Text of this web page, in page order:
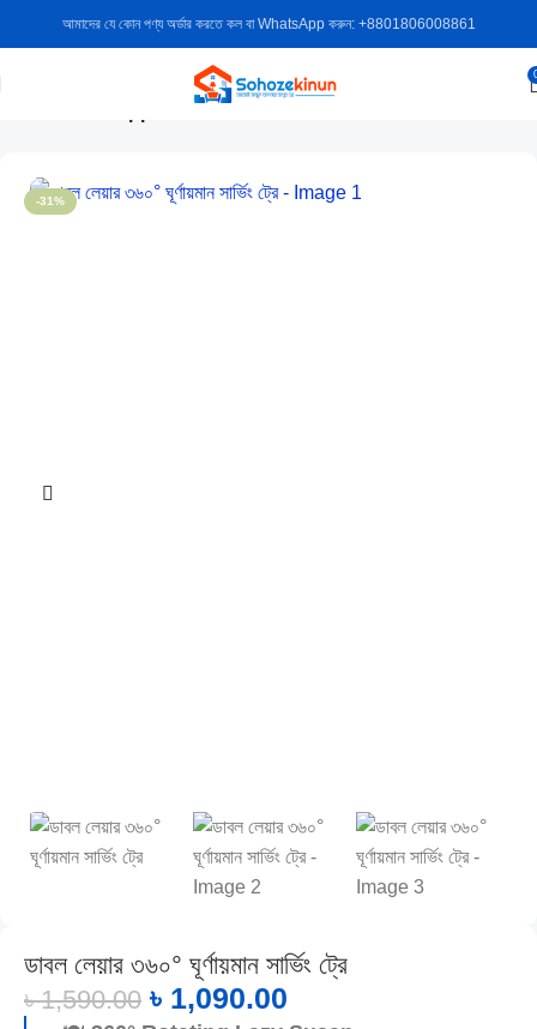
আমাদের যে কোন পণ্য অর্ডার করতে কল বা WhatsApp করুন: +8801806008861
-31%
ডাবল লেয়ার ৩৬০° ঘূর্ণায়মান সার্ভিং ট্রে
৳1,590.00 ৳ 1,090.00